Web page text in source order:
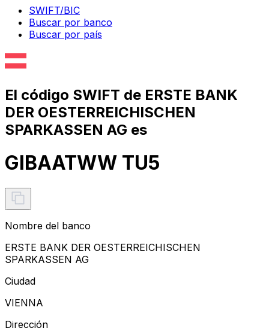
SWIFT/BIC
Buscar por banco
Buscar por país
El código SWIFT de ERSTE BANK
DER OESTERREICHISCHEN
SPARKASSEN AG es
GIBAATWW TU5
Nombre del banco
ERSTE BANK DER OESTERREICHISCHEN
SPARKASSEN AG
Ciudad
VIENNA
Dirección